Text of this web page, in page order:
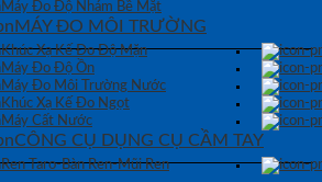
Máy Đo Độ Nhám Bề Mặt
MÁY ĐO MÔI TRƯỜNG
Khúc Xạ Kế Đo Độ Mặn
Máy Đo Độ Ồn
Máy Đo Môi Trường Nước
Khúc Xạ Kế Đo Ngọt
Máy Cất Nước
CÔNG CỤ DỤNG CỤ CẦM TAY
Ren Taro-Bàn Ren-Mũi Ren